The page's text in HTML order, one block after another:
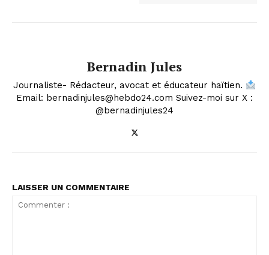
Bernadin Jules
Journaliste- Rédacteur, avocat et éducateur haïtien.
Email: bernadinjules@hebdo24.com Suivez-moi sur X :
@bernadinjules24
LAISSER UN COMMENTAIRE